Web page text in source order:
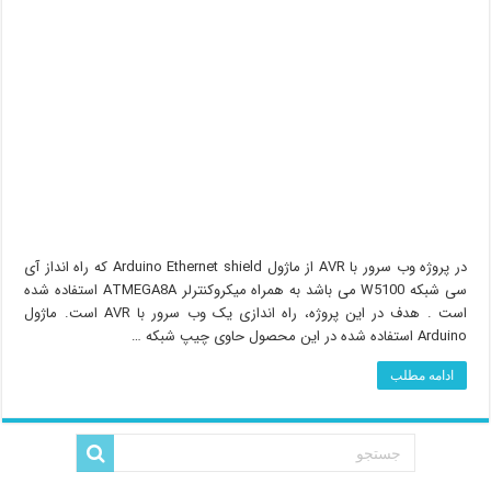
در پروژه وب سرور با AVR از ماژول Arduino Ethernet shield که راه انداز آی
سی شبکه W5100 می باشد به همراه میکروکنترلر ATMEGA8A استفاده شده
است . هدف در این پروژه، راه اندازی یک وب سرور با AVR است. ماژول
Arduino استفاده شده در این محصول حاوی چیپ شبکه …
ادامه مطلب